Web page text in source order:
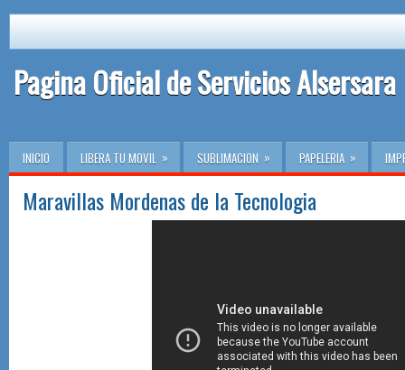
Pagina Oficial de Servicios Alsersara
INICIO LIBERA TU MOVIL » SUBLIMACION » PAPELERIA »
Maravillas Mordenas de la Tecnologia